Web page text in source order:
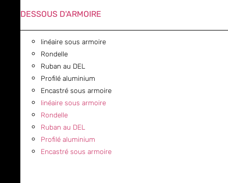
DESSOUS D'ARMOIRE
linéaire sous armoire
Rondelle
Ruban au DEL
Profilé aluminium
Encastré sous armoire
linéaire sous armoire
Rondelle
Ruban au DEL
Profilé aluminium
Encastré sous armoire